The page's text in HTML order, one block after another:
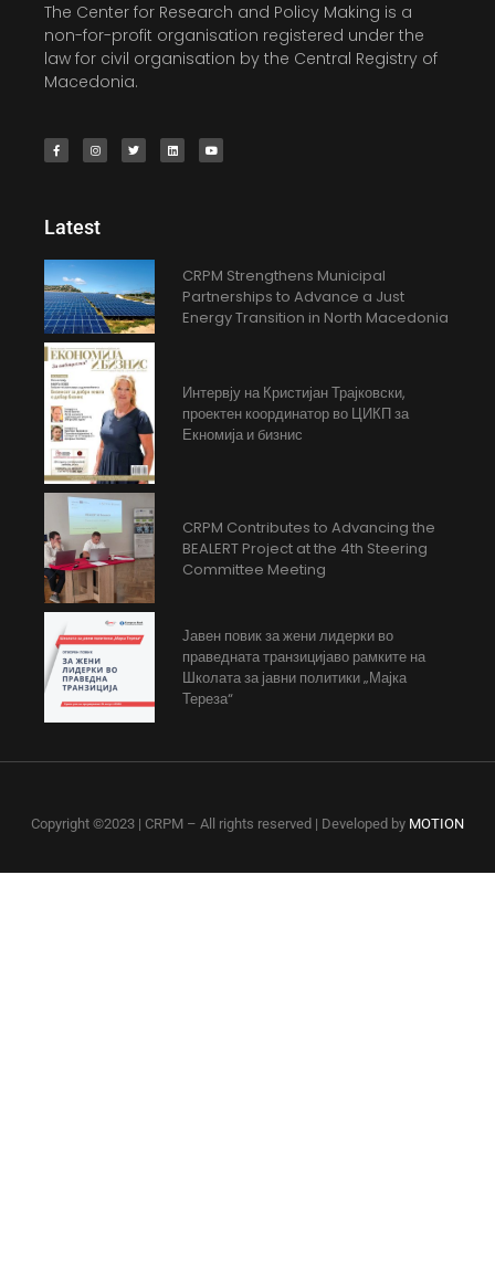
The Center for Research and Policy Making is a
non-for-profit organisation registered under the
law for civil organisation by the Central Registry of
Macedonia.
Latest
CRPM Strengthens Municipal
Partnerships to Advance a Just
Energy Transition in North Macedonia
Интервју на Кристијан Трајковски,
проектен координатор во ЦИКП за
Екномија и бизнис
CRPM Contributes to Advancing the
BEALERT Project at the 4th Steering
Committee Meeting
Јавен повик за жени лидерки во
праведната транзицијаво рамките на
Школата за јавни политики „Мајка
Тереза“
Copyright ©2023 | CRPM – All rights reserved | Developed by MOTION